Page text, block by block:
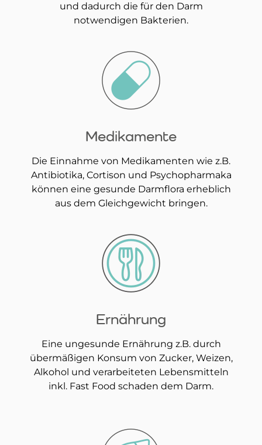
und dadurch die für den Darm
notwendigen Bakterien.
Medikamente
Die Einnahme von Medikamenten wie z.B.
Antibiotika, Cortison und Psychopharmaka
können eine gesunde Darmflora erheblich
aus dem Gleichgewicht bringen.
Ernährung
Eine ungesunde Ernährung z.B. durch
übermäßigen Konsum von Zucker, Weizen,
Alkohol und verarbeiteten Lebensmitteln
inkl. Fast Food schaden dem Darm.